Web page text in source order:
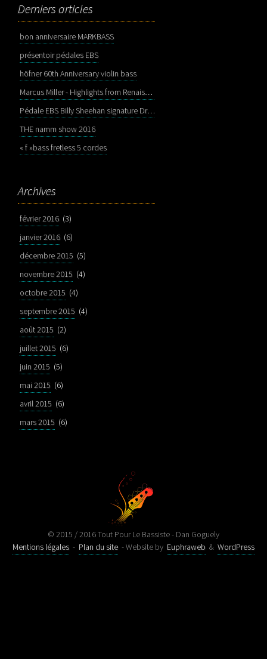
Derniers articles
bon anniversaire MARKBASS
présentoir pédales EBS
höfner 60th Anniversary violin bass
Marcus Miller - Highlights from Renaissance
Pédale EBS Billy Sheehan signature Drive Deluxe
THE namm show 2016
« f »bass fretless 5 cordes
Archives
février 2016 (3)
janvier 2016 (6)
décembre 2015 (5)
novembre 2015 (4)
octobre 2015 (4)
septembre 2015 (4)
août 2015 (2)
juillet 2015 (6)
juin 2015 (5)
mai 2015 (6)
avril 2015 (6)
mars 2015 (6)
© 2015 / 2016 Tout Pour Le Bassiste - Dan Goguely
Mentions légales - Plan du site - Website by Euphraweb & WordPress